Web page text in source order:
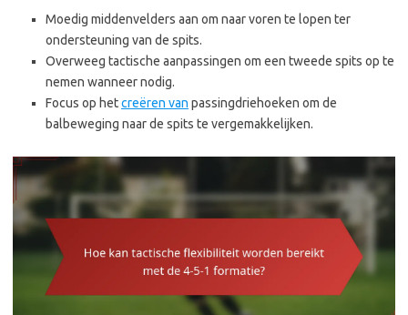
Moedig middenvelders aan om naar voren te lopen ter
ondersteuning van de spits.
Overweeg tactische aanpassingen om een tweede spits op te
nemen wanneer nodig.
Focus op hetcreëren van passingdriehoeken om de
balbeweging naar de spits te vergemakkelijken.